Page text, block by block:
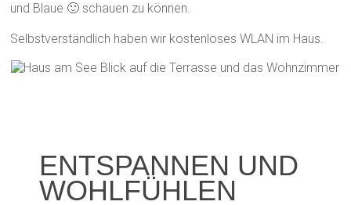
und Blaue 🙂 schauen zu können.
Selbstverständlich haben wir kostenloses WLAN im Haus.
ENTSPANNEN UND
WOHLFÜHLEN